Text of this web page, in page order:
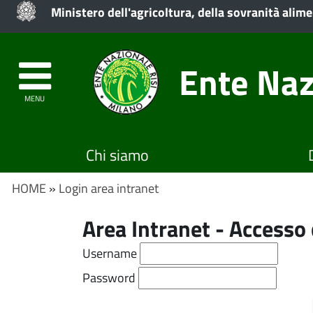
Ministero dell'agricoltura, della sovranità
MENU Ente
Chi siamo
HOME » Login area intranet
Area Intranet -
Username
Password